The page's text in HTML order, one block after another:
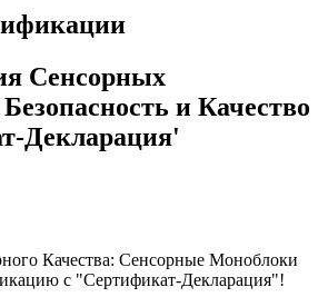
Сенсорных
и Качество
Декларация'
Качества: Сенсорные Моноблоки
с "Сертификат-Декларация"!